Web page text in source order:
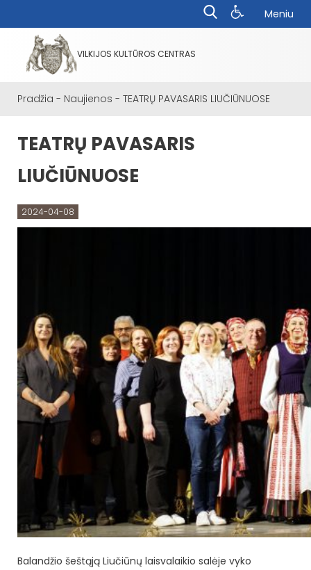
Meniu
VILKIJOS KULTŪROS CENTRAS
Pradžia - Naujienos - TEATRŲ PAVASARIS LIUČIŪNUOSE
TEATRŲ PAVASARIS
LIUČIŪNUOSE
2024-04-08
Balandžio šeštąją Liučiūnų laisvalaikio salėje vyko